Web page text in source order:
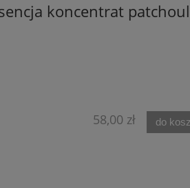
koncentrat
58,00 zł do